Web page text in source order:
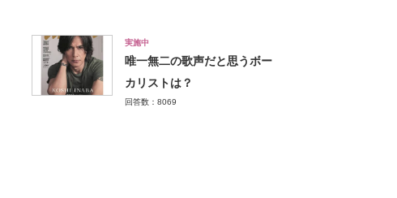
実施中
唯一無二の歌声だと思うボー
カリストは？
回答数：8069